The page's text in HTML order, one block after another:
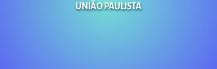
CONHEÇA A ADRIANAUNIÃO PAULISTA